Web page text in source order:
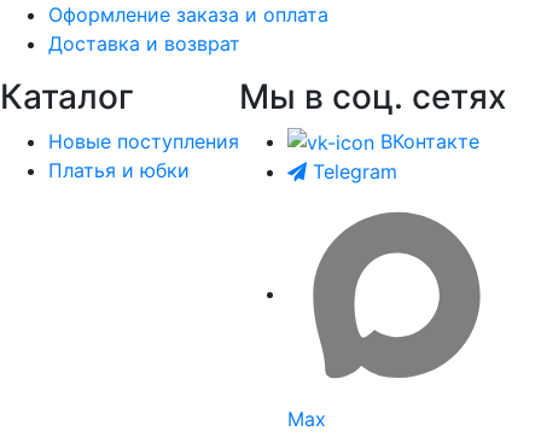
Оформление заказа и оплата
Доставка и возврат
Каталог
Новые поступления
Платья и юбки
Мы в соц. сетях
ВКонтакте
Telegram
Max